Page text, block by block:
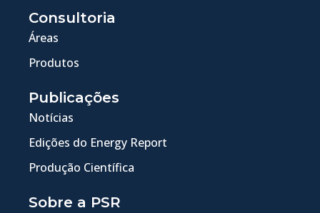
Consultoria
Áreas
Produtos
Publicações
Notícias
Edições do Energy Report
Produção Científica
Sobre a PSR